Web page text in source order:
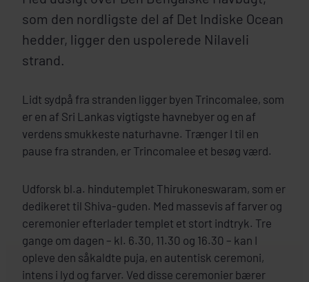
som den nordligste del af Det Indiske Ocean
hedder, ligger den uspolerede Nilaveli
strand.
Lidt sydpå fra stranden ligger byen Trincomalee, som
er en af Sri Lankas vigtigste havnebyer og en af
verdens smukkeste naturhavne. Trænger I til en
pause fra stranden, er Trincomalee et besøg værd.
Udforsk bl.a. hindutemplet Thirukoneswaram, som er
dedikeret til Shiva-guden. Med massevis af farver og
ceremonier efterlader templet et stort indtryk. Tre
gange om dagen – kl. 6.30, 11.30 og 16.30 – kan I
opleve den såkaldte puja, en autentisk ceremoni,
intens i lyd og farver. Ved disse ceremonier bærer